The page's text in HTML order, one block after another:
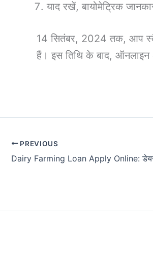
याद रखें, बायोमेट्रिक
14 सितंबर, 2024 तक, आप
हैं। इस तिथि के बाद,
PREVIOUS